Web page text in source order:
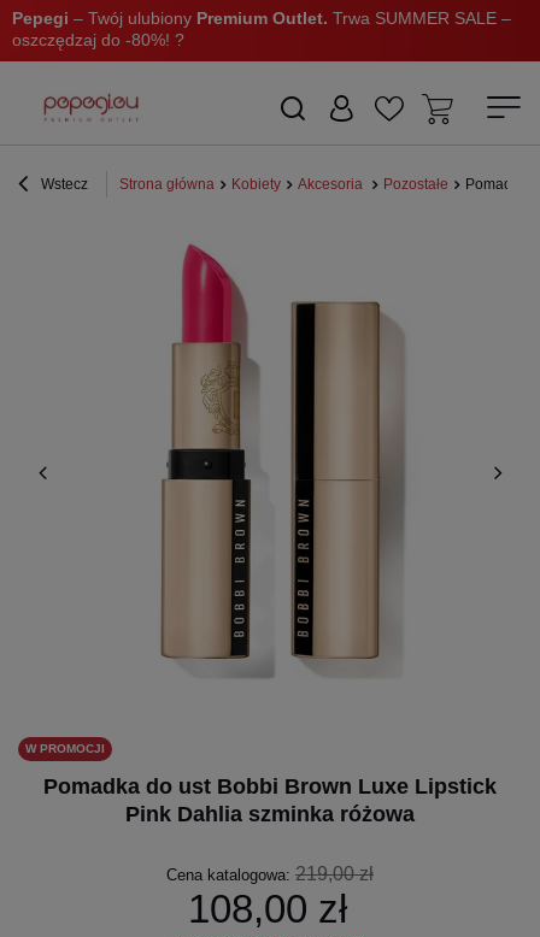
Pepegi – Twój ulubiony Premium Outlet. Trwa SUMMER SALE –
oszczędzaj do -80%! ?
Wstecz Strona główna Kobiety Akcesoria Pozostałe Pomadka
W PROMOCJI
Pomadka do ust Bobbi Brown Luxe Lipstick
Pink Dahlia szminka różowa
Cena katalogowa: 219,00 zł
108,00 zł